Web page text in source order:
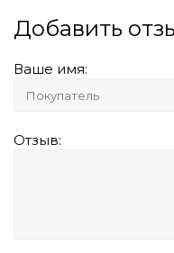
Добавить
Ваше имя:
Отзыв: